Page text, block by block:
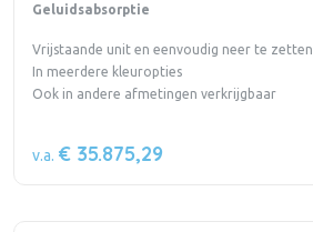
Geluidsabsorptie
Vrijstaande unit en eenvoudig neer te zetten
In meerdere kleuropties
Ook in andere afmetingen verkrijgbaar
v.a. € 35.875,29